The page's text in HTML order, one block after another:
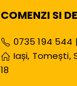
COMENZI SI
0735 194 544 |
Iași, Tomești,
18